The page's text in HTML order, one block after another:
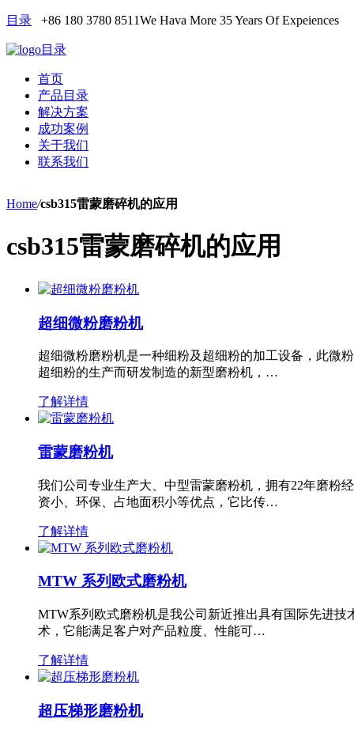
目录 +86 180 3780 8511We Hava More 35 Years Of Expeiences
目录
首页
产品目录
解决方案
成功案例
关于我们
联系我们
Home/csb315雷蒙磨碎机的应用
csb315雷蒙磨碎机的应用
超细微粉磨粉机
超细微粉磨粉机是一种细粉及超细粉的加工设备，此微
超细粉的生产而研发制造的新型磨粉机，…
了解详情
雷蒙磨粉机
我们公司专业生产大、中型雷蒙磨粉机，拥有22年磨粉
资小、环保、占地面积小等优点，它比传…
了解详情
MTW 系列欧式磨粉机
MTW系列欧式磨粉机是我公司新近推出具有国际先进
术，它能满足客户对产品粒度、性能可…
了解详情
超压梯形磨粉机